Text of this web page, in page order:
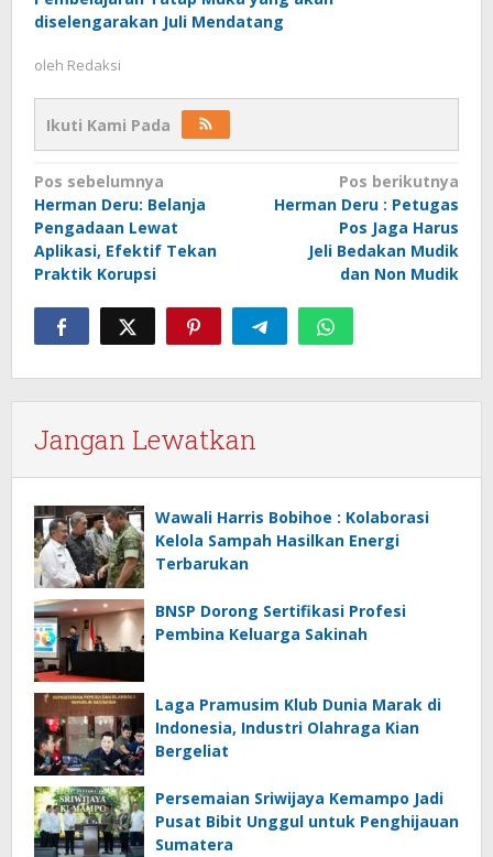
diselengarakan Juli Mendatang
oleh Redaksi
Ikuti Kami Pada
Navigasi
pos
Pos sebelumnya
Herman Deru: Belanja
Pengadaan Lewat
Aplikasi, Efektif Tekan
Praktik Korupsi
Pos berikutnya
Herman Deru : Petugas
Pos Jaga Harus
Jeli Bedakan Mudik
dan Non Mudik
Jangan Lewatkan
Wawali Harris Bobihoe : Kolaborasi
Kelola Sampah Hasilkan Energi
Terbarukan
BNSP Dorong Sertifikasi Profesi
Pembina Keluarga Sakinah
Laga Pramusim Klub Dunia Marak di
Indonesia, Industri Olahraga Kian
Bergeliat
Persemaian Sriwijaya Kemampo Jadi
Pusat Bibit Unggul untuk Penghijauan
Sumatera